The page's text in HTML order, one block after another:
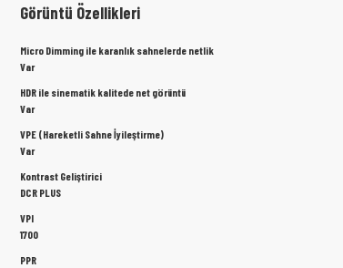
Görüntü Özellikleri
Micro Dimming ile karanlık sahnelerde netlik
Var
HDR ile sinematik kalitede net görüntü
Var
VPE (Hareketli Sahne İyileştirme)
Var
Kontrast Geliştirici
DCR PLUS
VPI
1700
PPR